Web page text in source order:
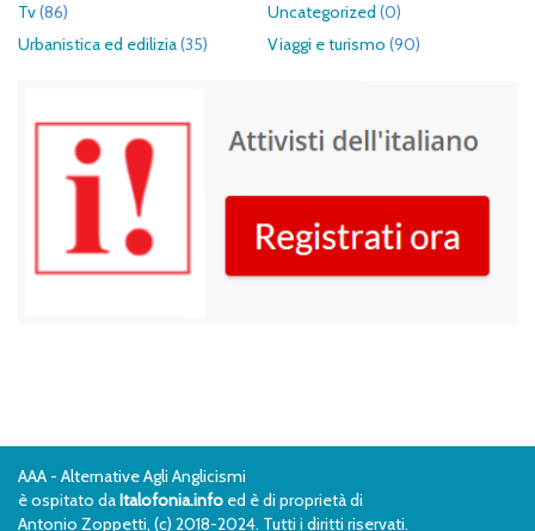
Tv(86) Uncategorized (0)
Urbanistica ed edilizia(35) Viaggi e turismo (90)
AAA - Alternative Agli Anglicismi
è ospitato daItalofonia.info ed è di proprietà di
Antonio Zoppetti, (c) 2018-2024. Tutti i diritti riservati.